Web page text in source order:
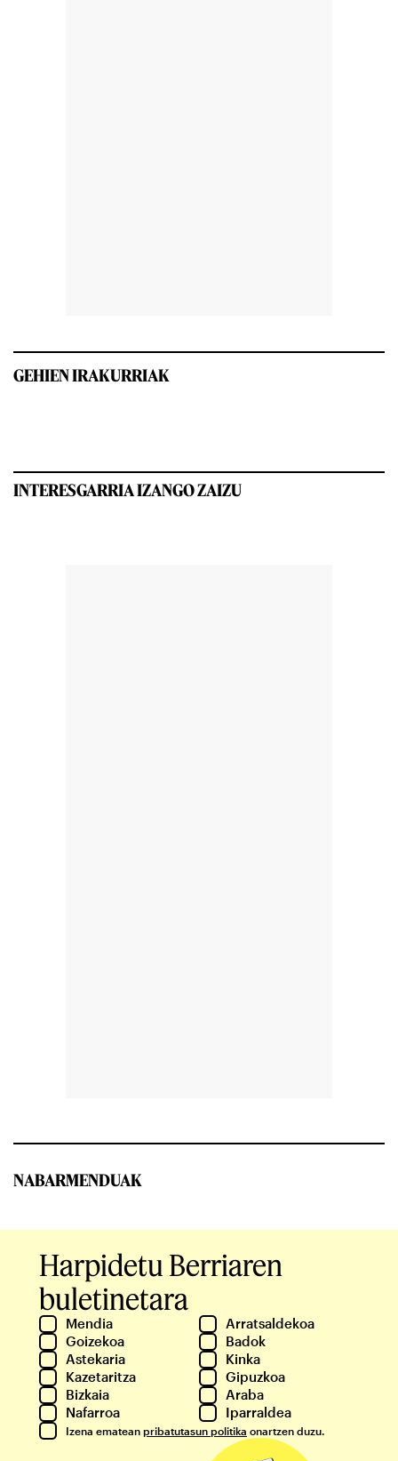
GEHIEN IRAKURRIAK
INTERESGARRIA IZANGO ZAIZU
NABARMENDUAK
Harpidetu Berriaren
buletinetara
Mendia
Arratsaldekoa
Goizekoa
Badok
Astekaria
Kinka
Kazetaritza
Gipuzkoa
Bizkaia
Araba
Nafarroa
Iparraldea
Izena ematean pribatutasun politika onartzen duzu.